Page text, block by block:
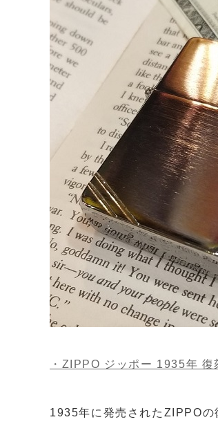
・ZIPPO ジッポー 1935年 復
1935年に発売されたZIPPOの